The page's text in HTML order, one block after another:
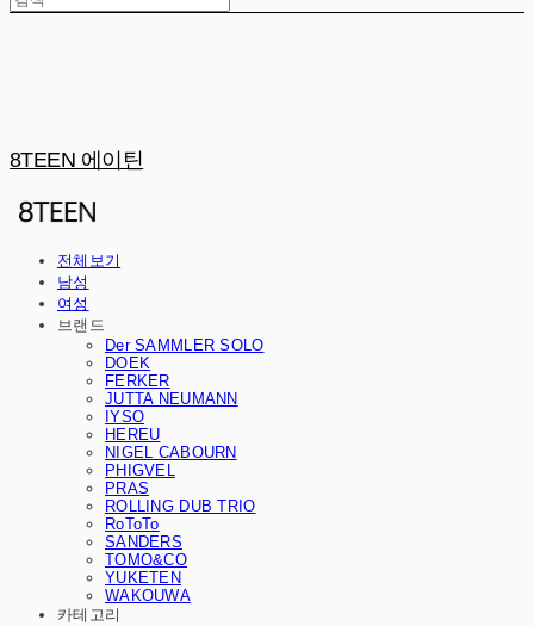
8TEEN 에이틴
전체보기
남성
여성
브랜드
Der SAMMLER SOLO
DOEK
FERKER
JUTTA NEUMANN
IYSO
HEREU
NIGEL CABOURN
PHIGVEL
PRAS
ROLLING DUB TRIO
RoToTo
SANDERS
TOMO&CO
YUKETEN
WAKOUWA
카테고리